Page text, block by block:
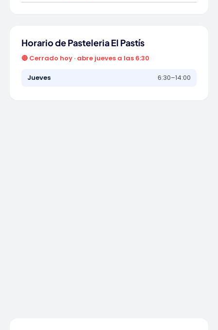
Horario de Pasteleria El Pastís
🔴 Cerrado hoy · abre jueves a las 6:30
Jueves 6:30–14:00